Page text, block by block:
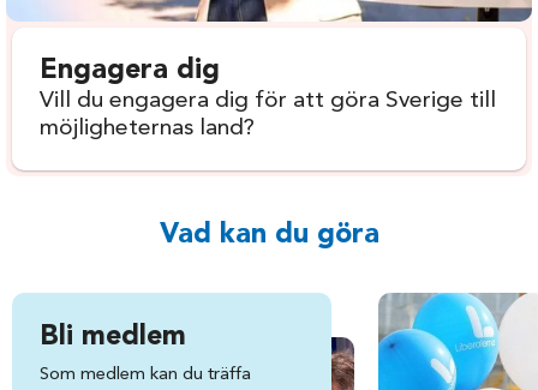
Engagera dig
Vill du engagera dig för att göra Sverige till
möjligheternas land?
Vad kan du göra
Bli medlem
Som medlem kan du träffa